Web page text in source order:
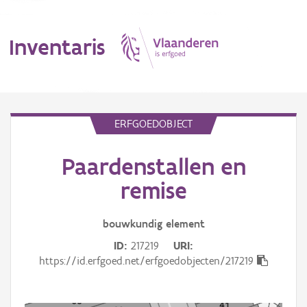
Inventaris
Erfgoedobject
ERFGOEDOBJECT
Paardenstallen en
remise
bouwkundig element
ID 217219
URI
https://id.erfgoed.net/erfgoedobjecten/217219